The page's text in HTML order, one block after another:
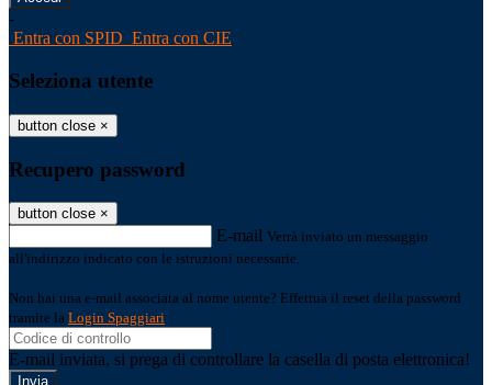
-
Entra con SPID Entra con CIE
Seleziona utente
button close ×
Recupero password
button close ×
E-mail Verrà inviato un messaggio
all'indirizzo indicato con le istruzioni necessarie.
Non hai una e-mail associata al nome utente? Effettua il reset della password
tramite la Login Spaggiari
E-mail inviata, si prega di controllare la casella di posta elettronica!